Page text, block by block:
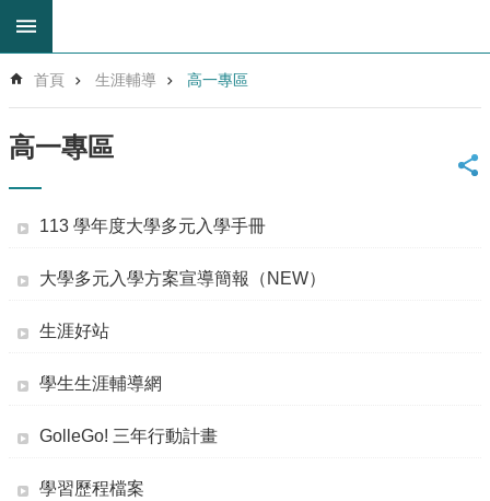
跳到主要內容區塊
階
搜
首
縣
育
校
首頁 生涯輔導 高一專區
高一專區
113 學年度大學多元入學手冊
大學多元入學方案宣導簡報（NEW）
生涯好站
學生生涯輔導網
GolleGo! 三年行動計畫
學習歷程檔案